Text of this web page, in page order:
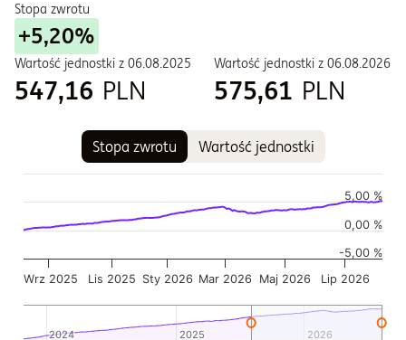
Stopa zwrotu
+5,20%
Wartość jednostki z 06.08.2025
547,16 PLN
Wartość jednostki z 06.08.2026
575,61 PLN
Stopa zwrotu Wartość jednostki
Wykres pokazuje historię wartości jednostki funduszu
Wykres ma 2 osi X wyświetlające Czas, i Czas.
Wykres ma 2 osi Y wyświetlające Wartość jednostki w
Sty 2026 Lip 2026
Wrz 2025 Lis 2025 Mar 2026 Maj 2026
2024
2024 2025
2025 2026
2026
0,00 %
-5,00 %
5,00 %